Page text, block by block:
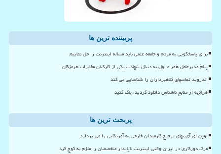
پربیننده ترین ها
برای پاسخگویی به مردم و جامعه علمی باید مساله اینترنت را حل نماییم
پیام مدیرعامل همراه اول به دنبال شهادت یکی از کارکنان مخابرات هرمزگان
اندروید تماسهای کلاهبرداران را شناسایی می کند
هرآنچه از منابع ناشناس دانلود کردید، پاک کنید
پربحث ترین ها
اوپن ای آی بهای ترجیح کارمندان خارجی به آمریکایی را می پردازد
مرگ دورکاری در ایران وقتی اینترنت ناپایدار متخصصان را ملزم به کوچ کرد